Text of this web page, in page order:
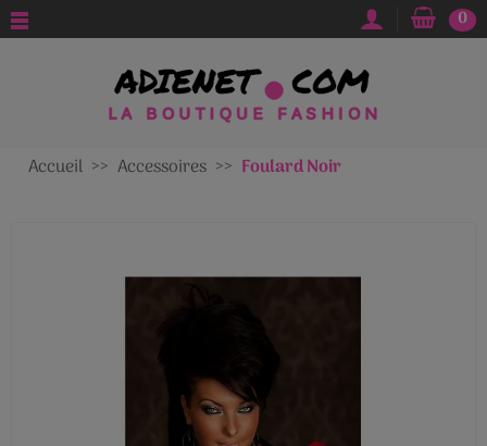
0
Accueil Accessoires Foulard Noir